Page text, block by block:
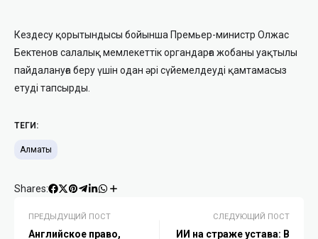
Кездесу қорытындысы бойынша Премьер-министр Олжас
Бектенов салалық мемлекеттік органдарға жобаны уақтылы
пайдалануға беру үшін одан әрі сүйемелдеуді қамтамасыз
етуді тапсырды.
ТЕГИ:
Алматы
Shares:
ПРЕДЫДУЩИЙ ПОСТ
Английское право,
СЛЕДУЮЩИЙ ПОСТ
ИИ на страже устава: В